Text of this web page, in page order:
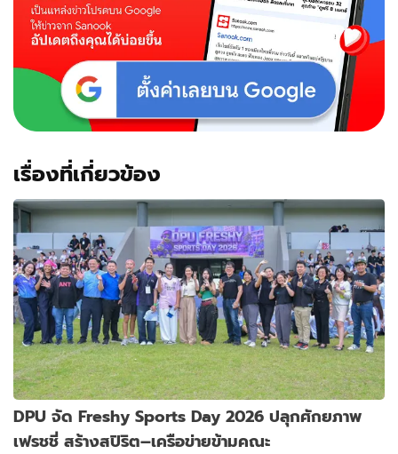
เรื่องที่เกี่ยวข้อง
DPU จัด Freshy Sports Day 2026 ปลุกศักยภาพ
เฟรชชี่ สร้างสปิริต–เครือข่ายข้ามคณะ